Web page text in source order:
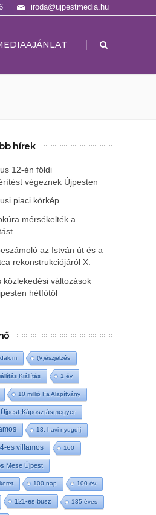
iroda@ujpestmedia.hu
|
hírek
12-én földi
végeznek Újpesten
piaci körkép
mérsékelték a
az István út és a
rekonstrukciójáról X.
közlekedési változások
hétfőtől
(V)észjelzés
Kiállítás 1 év
10 millió Fa Alapítvány
Újpest-Káposztásmegyer
13. havi nyugdíj
es villamos 100
Mese Újpest
100 nap 100 év
121-es busz 135 éves